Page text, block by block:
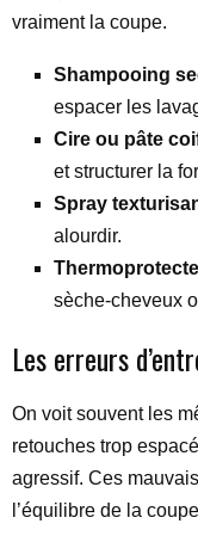
vraiment la coupe.
Shampooing
espacer les
Cire ou pâte
et structurer la
Spray
alourdir.
sèche-cheveux
Les erreurs
On voit souvent les
retouches trop
agressif. Ces
l’équilibre de la